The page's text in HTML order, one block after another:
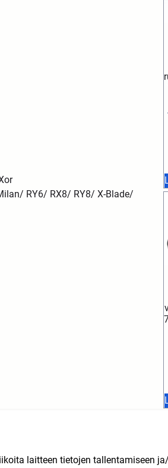
RY6/ RX8/ RY8/ X-Blade/
laitteen tietojen tallentamiseen